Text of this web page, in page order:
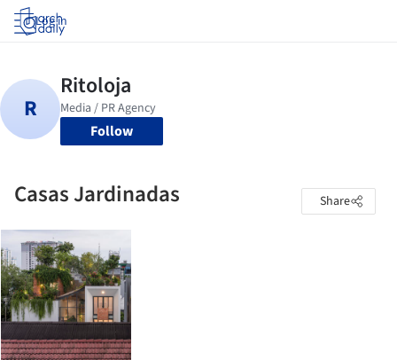
Log in
Follow
Casas Jardinadas Share